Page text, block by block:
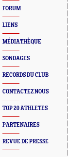
FORUM
LIENS
MÉDIATHÈQUE
SONDAGES
RECORDS DU CLUB
CONTACTEZ NOUS
TOP 20 ATHLETES
PARTENAIRES
REVUE DE PRESSE